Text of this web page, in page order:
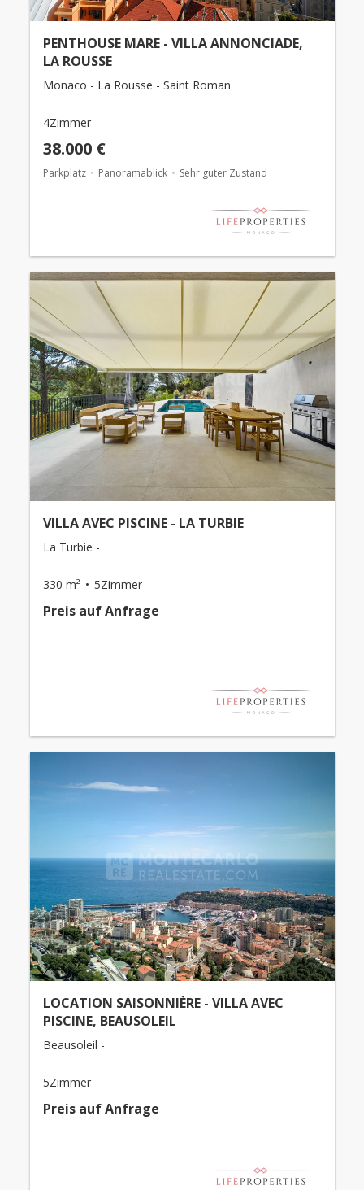
PENTHOUSE MARE - VILLA ANNONCIADE,
LA ROUSSE
Monaco - La Rousse - Saint Roman
4Zimmer
38.000 €
Parkplatz Panoramablick Sehr guter Zustand
VILLA AVEC PISCINE - LA TURBIE
La Turbie -
330 m² 5Zimmer
Preis auf Anfrage
LOCATION SAISONNIÈRE - VILLA AVEC
PISCINE, BEAUSOLEIL
Beausoleil -
5Zimmer
Preis auf Anfrage